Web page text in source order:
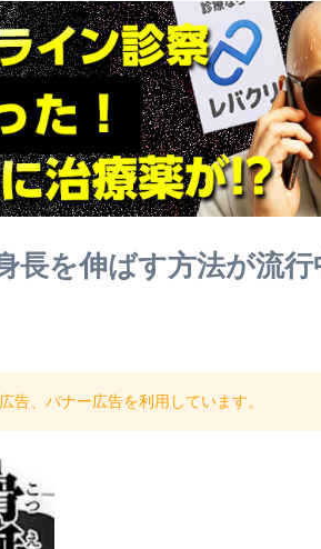
長を伸ばす方法が流
告、バナー広告を利用しています。